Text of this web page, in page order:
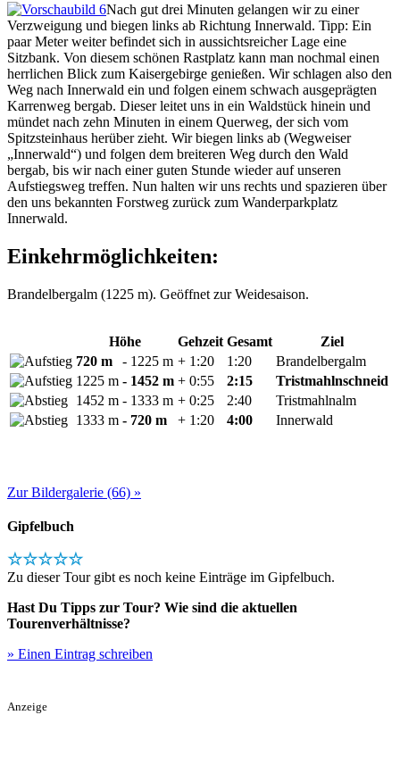
Nach gut drei Minuten gelangen wir zu einer
Verzweigung und biegen links ab Richtung Innerwald. Tipp: Ein
paar Meter weiter befindet sich in aussichtsreicher Lage eine
Sitzbank. Von diesem schönen Rastplatz kann man nochmal einen
herrlichen Blick zum Kaisergebirge genießen. Wir schlagen also den
Weg nach Innerwald ein und folgen einem schwach ausgeprägten
Karrenweg bergab. Dieser leitet uns in ein Waldstück hinein und
mündet nach zehn Minuten in einem Querweg, der sich vom
Spitzsteinhaus herüber zieht. Wir biegen links ab (Wegweiser
„Innerwald“) und folgen dem breiteren Weg durch den Wald
bergab, bis wir nach einer guten Stunde wieder auf unseren
Aufstiegsweg treffen. Nun halten wir uns rechts und spazieren über
den uns bekannten Forstweg zurück zum Wanderparkplatz
Innerwald.
Einkehrmöglichkeiten:
Brandelbergalm (1225 m). Geöffnet zur Weidesaison.
Höhe Gehzeit Gesamt
Ziel
720 m
- 1225 m + 1:20 1:20
Brandelbergalm
1225 m - 1452 m + 0:55 2:15
Tristmahlnschneid
1452 m - 1333 m + 0:25 2:40
Tristmahlnalm
1333 m - 720 m + 1:20 4:00 Innerwald
Zur Bildergalerie (66) »
Gipfelbuch
☆☆☆☆☆
Zu dieser Tour gibt es noch keine Einträge im Gipfelbuch.
Hast Du Tipps zur Tour? Wie sind die aktuellen
Tourenverhältnisse?
» Einen Eintrag schreiben
Anzeige